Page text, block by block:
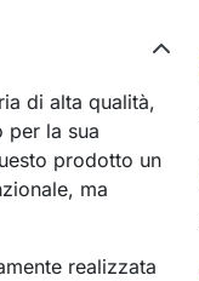
di alta qualità,
per la sua
prodotto un
ma
realizzata